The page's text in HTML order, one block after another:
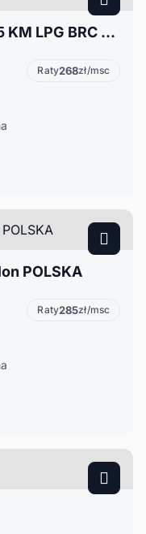
Ford C-MAX C Max I 2.0 145 KM LPG BRC | Skóra | Sony | Grzana szyba | 2 kpl. k
Raty268zł/msc
POLSKA
Raty285zł/msc